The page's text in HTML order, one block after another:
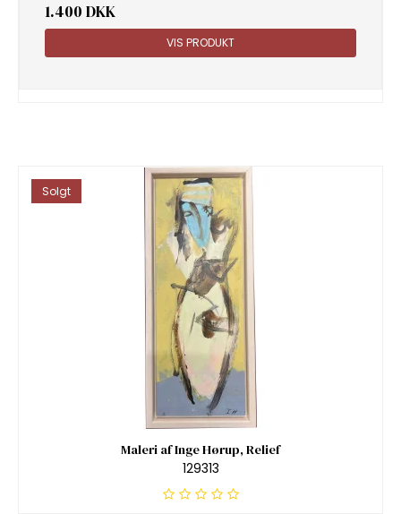
1.400 DKK
VIS PRODUKT
Solgt
Maleri af Inge Hørup, Relief
129313